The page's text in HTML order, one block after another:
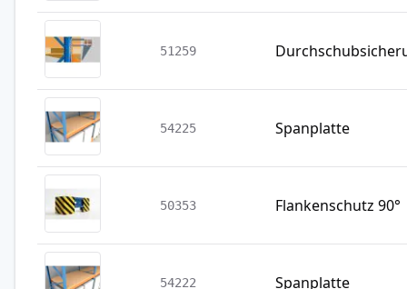
51259
54225 Spanplatte
50353 Flankenschutz 90°
54222 Spanplatte